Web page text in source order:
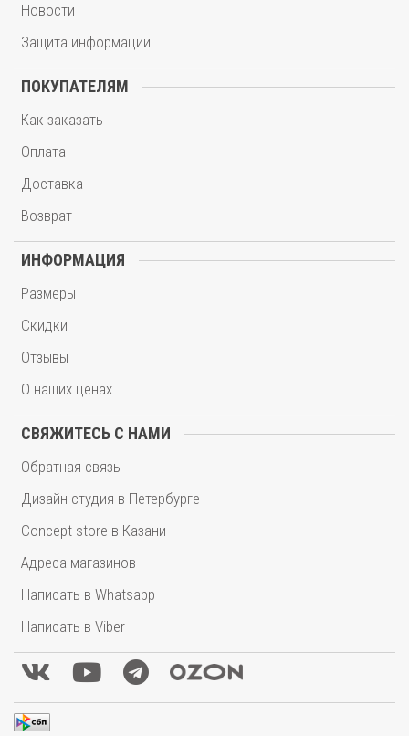
Новости
Защита информации
ПОКУПАТЕЛЯМ
Как заказать
Оплата
Доставка
Возврат
ИНФОРМАЦИЯ
Размеры
Скидки
Отзывы
О наших ценах
СВЯЖИТЕСЬ С НАМИ
Обратная связь
Дизайн-студия в Петербурге
Concept-store в Казани
Адреса магазинов
Написать в Whatsapp
Написать в Viber